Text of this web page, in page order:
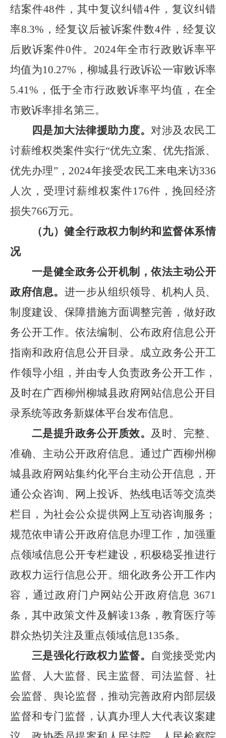
结案件48件，其中复议纠错4件，复议纠错
率8.3% ，经复议后被诉案件数4件，经复议
后败诉案件0件。 2024年全市行政败诉率平
均值为10.27% ，柳城县行政诉讼一审败诉率
5.41% ，低于全市行政败诉率平均值，在全
市败诉率排名第三。
四是加大法律援助力度。对涉及农民工
讨薪维权类案件实行“优先立案、优先指派、
优先办理”， 2024年接受农民工来电来访336
人次，受理讨薪维权案件176件，挽回经济
损失766万元。
（九）健全行政权力制约和监督体系情
况
一是健全政务公开机制，依法主动公开
政府信息。 进一步从组织领导、机构人员、
制度建设、保障措施方面调整完善，做好政
务公开工作。依法编制、公布政府信息公开
指南和政府信息公开目录。成立政务公开工
作领导小组，并由专人负责政务公开工作，
及时在广西柳州柳城县政府网站信息公开目
录系统等政务新媒体平台发布信息。
二是提升政务公开质效。 及时、完整、
准确、主动公开政府信息。通过广西柳州柳
城县政府网站集约化平台主动公开信息，开
通公众咨询、网上投诉、热线电话等交流类
栏目，为社会公众提供网上互动咨询服务；
规范依申请公开政府信息办理工作，加强重
点领域信息公开专栏建设，积极稳妥推进行
政权力运行信息公开。细化政务公开工作内
容，通过政府门户网站公开政府信息 3671
条，其中政策文件及解读13条，教育医疗等
群众热切关注及重点领域信息135条。
三是强化行政权力监督。
自觉接受党内
监督、人大监督、民主监督、司法监督、社
会监督、舆论监督，推动完善政府内部层级
监督和专门监督，认真办理人大代表议案建